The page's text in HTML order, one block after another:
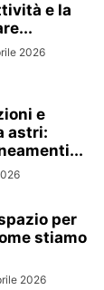
e la
2026
e
astri:
per
stiamo
2026